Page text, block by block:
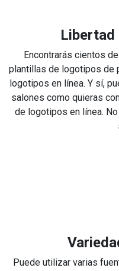
Libertad
Encontrarás cientos
plantillas de logotipos de
logotipos en línea. Y sí,
salones como quieras
de logotipos en línea.
Puede utilizar varias